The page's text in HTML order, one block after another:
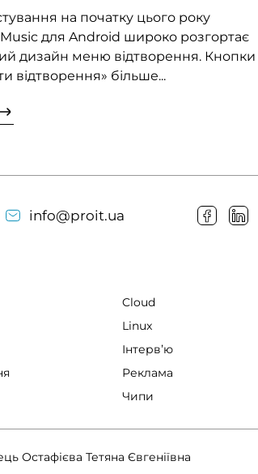
на початку цього року
для Android широко розгортає
дизайн меню відтворення. Кнопки
відтворення» більше...
info@proit.ua
Cloud
Linux
Інтервʼю
Реклама
Чипи
Остафієва Тетяна Євгеніївна